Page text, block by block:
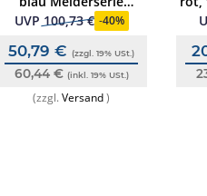
9200/IQ8Quad
UVP 100,73 € -40%
50,79 € (zzgl. 19% USt.)
60,44 € (inkl. 19% USt.)
(zzgl.Versand)